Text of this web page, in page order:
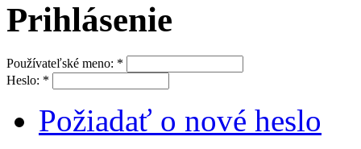
Prihlásenie
Používateľské meno: *
Heslo: *
Požiadať o nové heslo